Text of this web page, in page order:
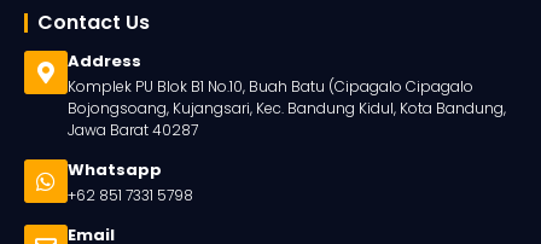
Contact Us
Address
Komplek PU Blok B1 No.10, Buah Batu (Cipagalo Cipagalo
Bojongsoang, Kujangsari, Kec. Bandung Kidul, Kota Bandung,
Jawa Barat 40287
Whatsapp
+62 851 7331 5798
Email